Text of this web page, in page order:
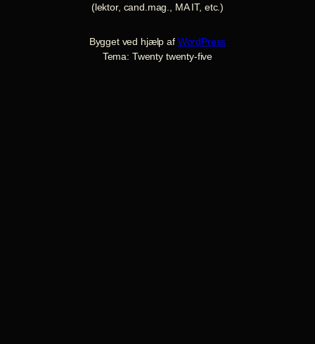
(lektor, cand.mag., MA IT, etc.)
Bygget ved hjælp af WordPress
Tema: Twenty twenty-five